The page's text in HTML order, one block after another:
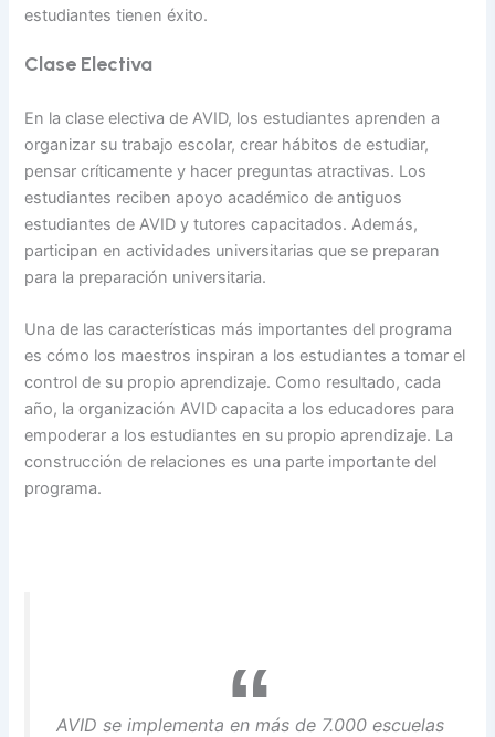
estudiantes tienen éxito.
Clase Electiva
En la clase electiva de AVID, los estudiantes aprenden a
organizar su trabajo escolar, crear hábitos de estudiar,
pensar críticamente y hacer preguntas atractivas. Los
estudiantes reciben apoyo académico de antiguos
estudiantes de AVID y tutores capacitados. Además,
participan en actividades universitarias que se preparan
para la preparación universitaria.
Una de las características más importantes del programa
es cómo los maestros inspiran a los estudiantes a tomar el
control de su propio aprendizaje. Como resultado, cada
año, la organización AVID capacita a los educadores para
empoderar a los estudiantes en su propio aprendizaje. La
construcción de relaciones es una parte importante del
programa.
AVID se implementa en más de 7.000 escuelas